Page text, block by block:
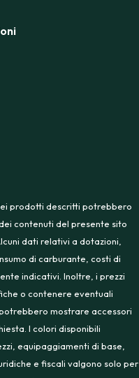
prodotti descritti potrebbero
contenuti del presente sito
dati relativi a dotazioni,
di carburante, costi di
indicativi. Inoltre, i prezzi
o contenere eventuali
mostrare accessori
I colori disponibili
equipaggiamenti di base,
e fiscali valgono solo per